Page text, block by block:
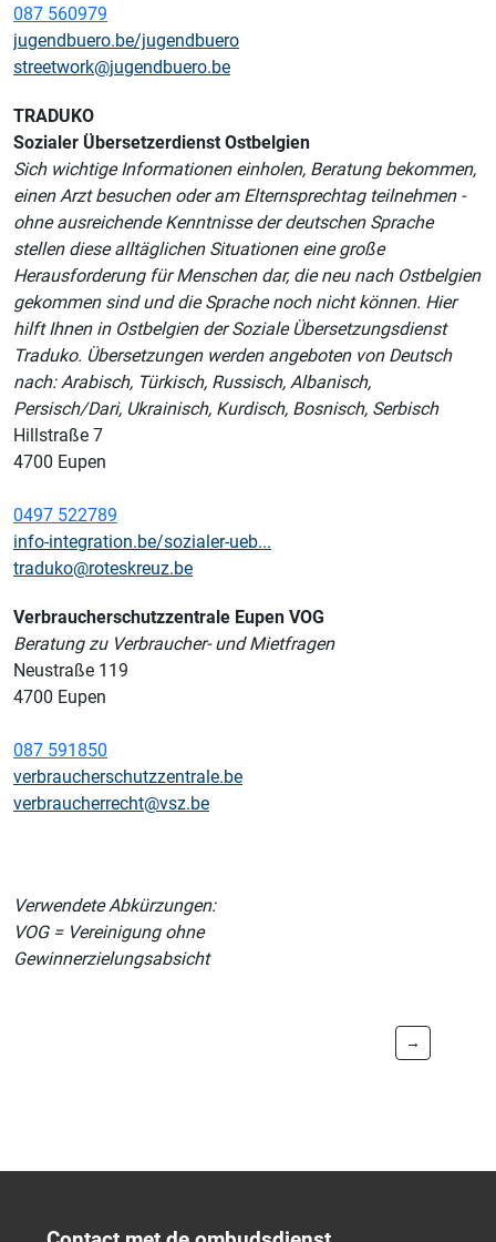
087 560979
jugendbuero.be/jugendbuero
streetwork@jugendbuero.be
TRADUKO
Sozialer Übersetzerdienst Ostbelgien
Sich wichtige Informationen einholen, Beratung bekommen,
einen Arzt besuchen oder am Elternsprechtag teilnehmen -
ohne ausreichende Kenntnisse der deutschen Sprache
stellen diese alltäglichen Situationen eine große
Herausforderung für Menschen dar, die neu nach Ostbelgien
gekommen sind und die Sprache noch nicht können. Hier
hilft Ihnen in Ostbelgien der Soziale Übersetzungsdienst
Traduko. Übersetzungen werden angeboten von Deutsch
nach: Arabisch, Türkisch, Russisch, Albanisch,
Persisch/Dari, Ukrainisch, Kurdisch, Bosnisch, Serbisch
Hillstraße 7
4700 Eupen
0497 522789
info-integration.be/sozialer-ueb...
traduko@roteskreuz.be
Verbraucherschutzzentrale Eupen VOG
Beratung zu Verbraucher- und Mietfragen
Neustraße 119
4700 Eupen
087 591850
verbraucherschutzzentrale.be
verbraucherrecht@vsz.be
Verwendete Abkürzungen:
VOG = Vereinigung ohne
Gewinnerzielungsabsicht
→